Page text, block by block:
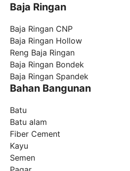
Baja Ringan
Baja Ringan CNP
Baja Ringan Hollow
Reng Baja Ringan
Baja Ringan Bondek
Baja Ringan Spandek
Bahan Bangunan
Batu
Batu alam
Fiber Cement
Kayu
Semen